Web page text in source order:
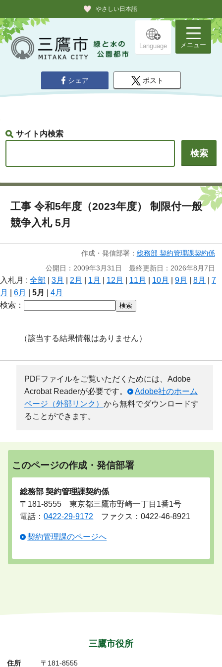
やさしい日本語
Language メニュー
シェア ポスト
サイト内検索
工事 令和5年度（2023年度） 制限付一般
競争入札 5月
作成・発信部署： 総務部 契約管理課契約係
公開日：2009年3月31日 最終更新日：2026年8月7日
入札月 : 全部 3月 2月 1月 12月 11月 10月 9月 8月
7
月
6月 5月
4月
検索：
（該当する結果情報はありません）
PDFファイルをご覧いただくためには、Adobe
Acrobat Readerが必要です。
Adobe社のホーム
ページ（外部リンク） から無料でダウンロードす
ることができます。
このページの作成・発信部署
総務部 契約管理課契約係
〒181-8555 東京都三鷹市野崎一丁目1番1号
電話：0422-29-9172 ファクス：0422-46-8921
契約管理課のページへ
三鷹市役所
住所 〒181-8555